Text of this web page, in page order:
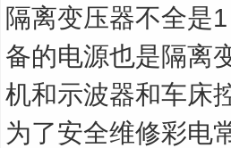
隔离变压器不全是
备的电源也是隔离
机和示波器和车床
为了安全维修彩电